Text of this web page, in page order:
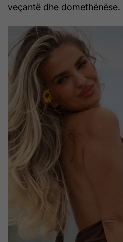
veçantë dhe domethënëse.